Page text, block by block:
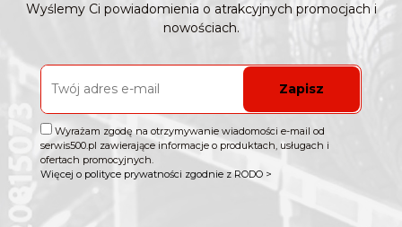
Wyślemy Ci powiadomienia o atrakcyjnych promocjach i
nowościach.
Zapisz
Wyrażam zgodę na otrzymywanie wiadomości e-mail od
serwis500.pl zawierające informacje o produktach, usługach i
ofertach promocyjnych.
Więcej o polityce prywatności zgodnie z RODO >